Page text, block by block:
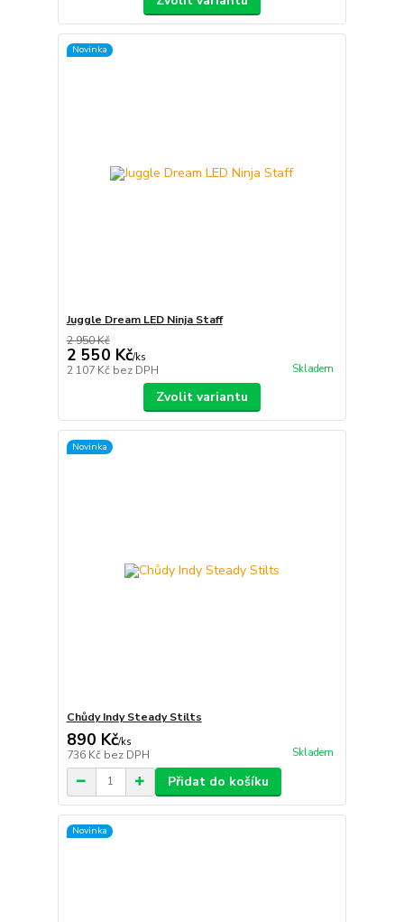
Novinka
Juggle Dream LED Ninja Staff
2 950 Kč
2 550 Kč/ks
2 107 Kč bez DPH Skladem
Zvolit variantu
Novinka
Chůdy Indy Steady Stilts
890 Kč/ks
736 Kč bez DPH Skladem
Přidat do košíku
Novinka